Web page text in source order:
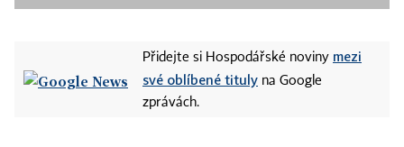
Přidejte si Hospodářské noviny mezi
své oblíbené tituly na Google
zprávách.